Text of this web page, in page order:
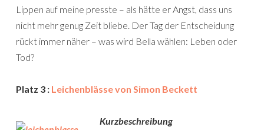
Lippen auf meine presste – als hätte er Angst, dass uns
nicht mehr genug Zeit bliebe. Der Tag der Entscheidung
rückt immer näher – was wird Bella wählen: Leben oder
Tod?
Platz 3 : Leichenblässe von Simon Beckett
Kurzbeschreibung